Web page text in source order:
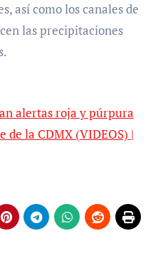
así como los canales de
las precipitaciones
alertas roja y púrpura
la CDMX (VIDEOS) |